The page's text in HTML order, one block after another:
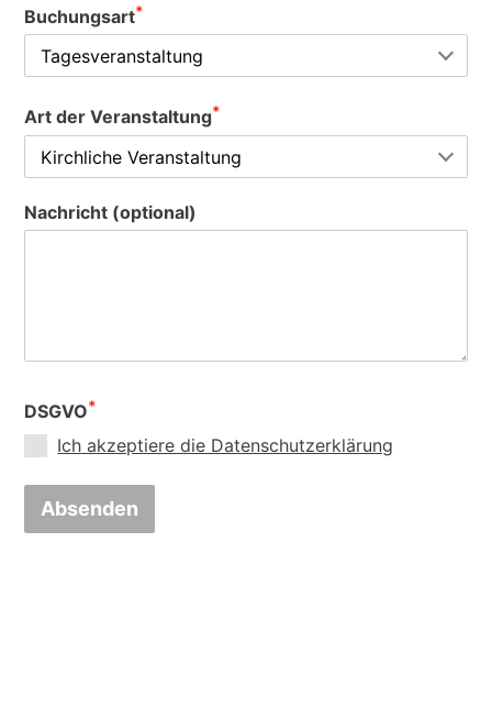
Buchungsart*
Art der Veranstaltung*
Nachricht (optional)
DSGVO*
Ich akzeptiere die Datenschutzerklärung
Absenden